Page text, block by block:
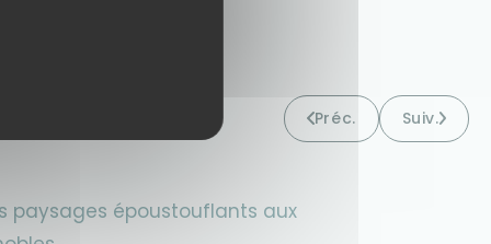
Préc. Suiv.
paysages époustouflants aux